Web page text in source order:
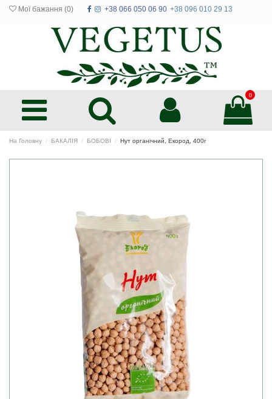
Мої бажання (0) +38 066 050 06 90 +38 096 010 29 13
0
На Головну БАКАЛІЯ БОБОВІ Нут органічний, Екород, 400г